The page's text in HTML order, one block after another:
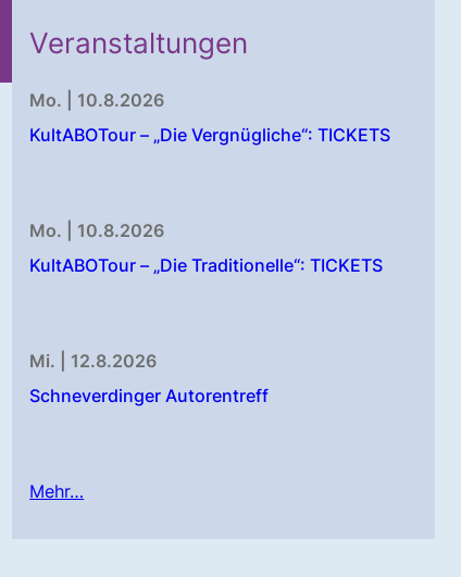
Veranstaltungen
Mo. | 10.8.2026
KultABOTour – „Die Vergnügliche“: TICKETS
Mo. | 10.8.2026
KultABOTour – „Die Traditionelle“: TICKETS
Mi. | 12.8.2026
Schneverdinger Autorentreff
Mehr…